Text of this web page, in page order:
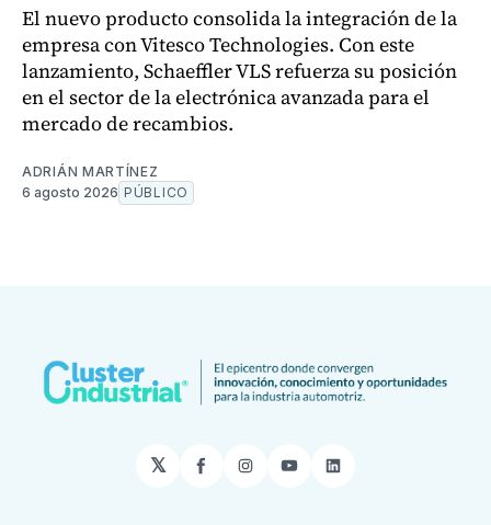
El nuevo producto consolida la integración de la
empresa con Vitesco Technologies. Con este
lanzamiento, Schaeffler VLS refuerza su posición
en el sector de la electrónica avanzada para el
mercado de recambios.
ADRIÁN MARTÍNEZ
6 agosto 2026 PÚBLICO
𝕏 Facebook
Instagram
YouTubeLinkedIn